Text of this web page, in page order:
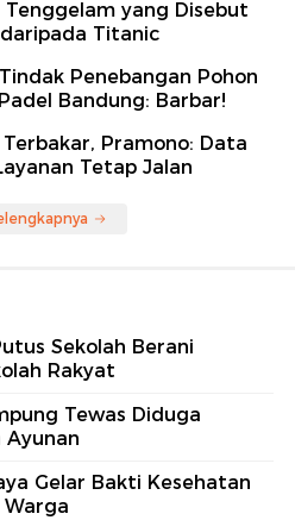
Tenggelam yang Disebut
Titanic
Penebangan Pohon
Bandung: Barbar!
Pramono: Data
Tetap Jalan
Sekolah Berani
Rakyat
Tewas Diduga
Gelar Bakti Kesehatan
Warga